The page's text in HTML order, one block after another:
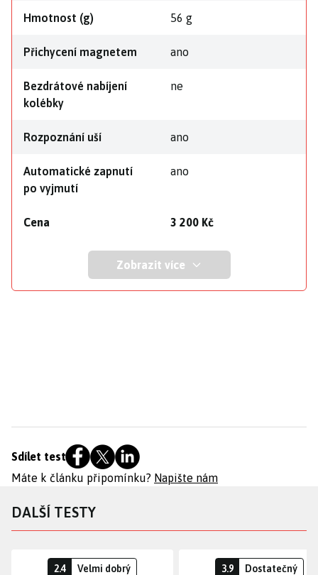
Hmotnost (g) 56 g
Přichycení magnetem ano
Bezdrátové nabíjení
kolébky
ne
Rozpoznání uší ano
Automatické zapnutí
po vyjmutí
ano
Cena 3 200 Kč
Zobrazit více
Sdílet test
Máte k článku připomínku? Napište nám
DALŠÍ TESTY
2.4 Velmi dobrý 3.9 Dostatečný